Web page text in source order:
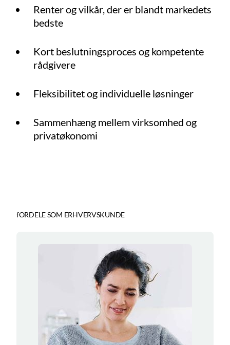
Renter og vilkår, der er blandt markedets
bedste
Kort beslutningsproces og kompetente
rådgivere
Fleksibilitet og individuelle løsninger
Sammenhæng mellem virksomhed og
privatøkonomi
fORDELE SOM ERHVERVSKUNDE